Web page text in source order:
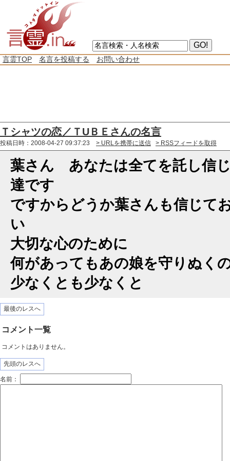
言霊TOP 名言を投稿する お問い合わせ
Ｔシャツの恋／ＴUＢＥさんの名言
投稿日時：2008-04-27 09:37:23 > URLを携帯に送信 > RSSフィードを取得
葉さん あなたは全てを託し信
達です
ですからどうか葉さんも信じて
い
大切な心のために
何があってもあの娘を守りぬく
少なくとも少なくと
最後のレスへ
コメント一覧
コメントはありません。
先頭のレスへ
名前：